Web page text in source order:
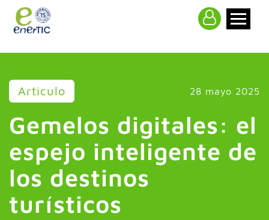
Articulo 28 mayo 2025
Gemelos digitales: el
espejo inteligente de
los destinos
turísticos